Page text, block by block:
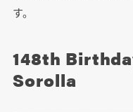
す。
148th
Sorolla